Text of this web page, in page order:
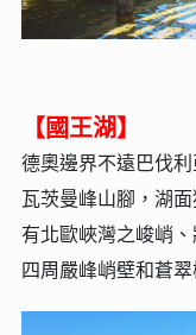
【國王湖】
德奧邊界不遠巴伐
瓦茨曼峰山腳，湖
有北歐峽灣之峻峭
四周嚴峰峭壁和蒼